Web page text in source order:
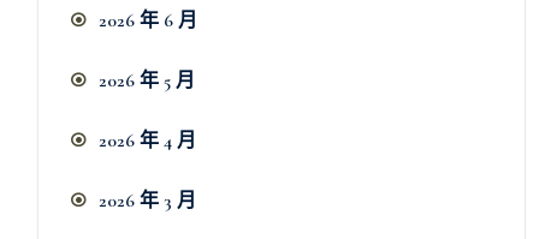
2026 年 6 月
2026 年 5 月
2026 年 4 月
2026 年 3 月